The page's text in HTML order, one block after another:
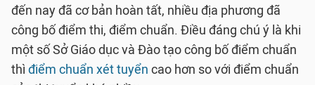
đến nay đã cơ bản hoàn tất, nhiều địa phương đã
công bố điểm thi, điểm chuẩn. Điều đáng chú ý là khi
một số Sở Giáo dục và Đào tạo công bố điểm chuẩn
thì điểm chuẩn xét tuyển cao hơn so với điểm chuẩn